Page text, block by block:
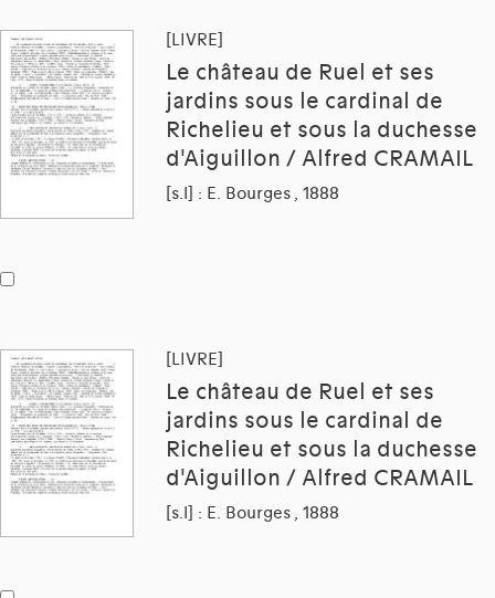
[LIVRE]
Le château de Ruel et ses
jardins sous le cardinal de
Richelieu et sous la duchesse
d'Aiguillon / Alfred CRAMAIL
[s.l] : E. Bourges , 1888
[LIVRE]
Le château de Ruel et ses
jardins sous le cardinal de
Richelieu et sous la duchesse
d'Aiguillon / Alfred CRAMAIL
[s.l] : E. Bourges , 1888